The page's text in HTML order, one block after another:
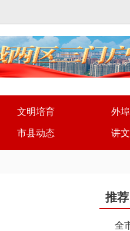
文明培育
市县动态
外
讲
推荐
全